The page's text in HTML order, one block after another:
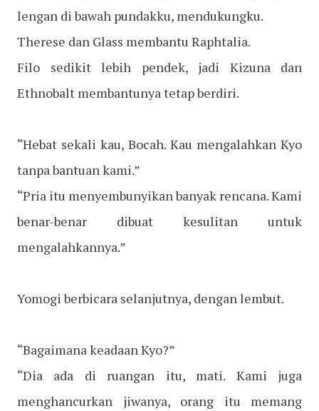
lengan di bawah pundakku, mendukungku.
Therese dan Glass membantu Raphtalia.
Filo sedikit lebih pendek, jadi Kizuna dan
Ethnobalt membantunya tetap berdiri.
“Hebat sekali kau, Bocah. Kau mengalahkan Kyo
tanpa bantuan kami.”
“Pria itu menyembunyikan banyak rencana. Kami
benar-benar dibuat kesulitan untuk
mengalahkannya.”
Yomogi berbicara selanjutnya, dengan lembut.
“Bagaimana keadaan Kyo?”
“Dia ada di ruangan itu, mati. Kami juga
menghancurkan jiwanya, orang itu memang